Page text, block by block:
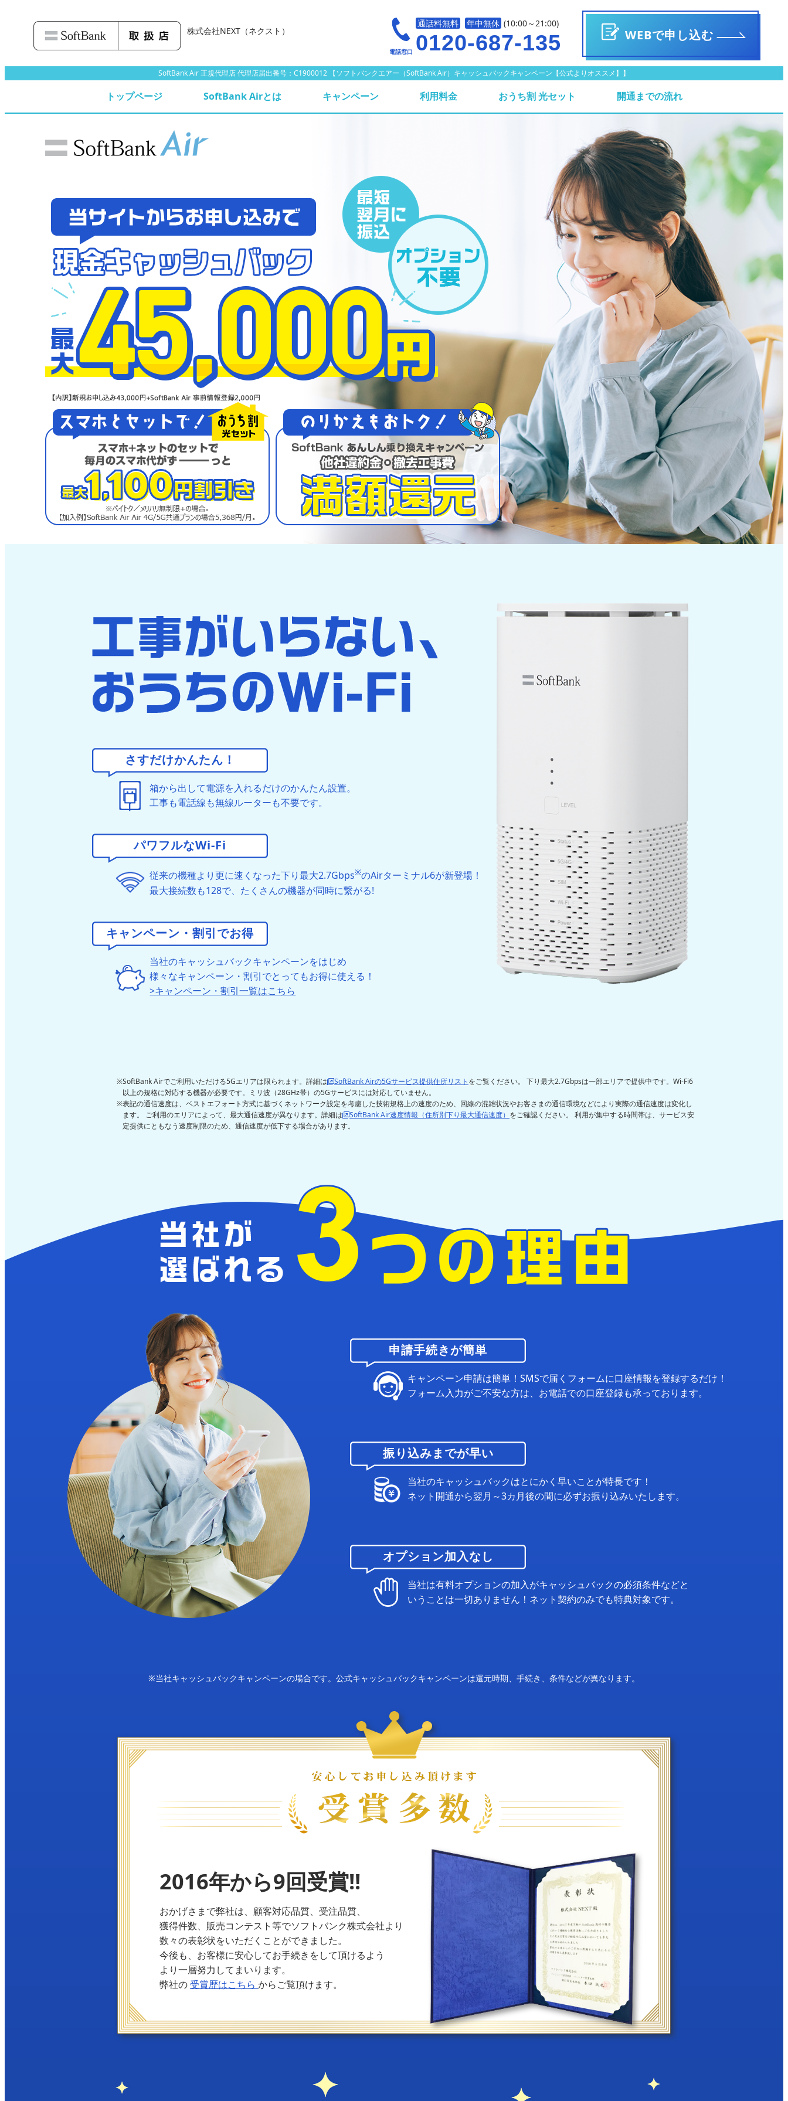
株式会社NEXT （ネクスト）
電話窓口
通話料無料 年中無休 (10:00～21:00)
0120-687-135 WEBで申し込む
SoftBank Air 正規代理店 代理店届出番号：C1900012 【ソフトバンクエアー（SoftBank Air）キャッシュバックキャンペーン【公式よりオススメ】】
トップページ SoftBank Airとは キャンペーン 利用料金 おうち割 光セット 開通までの流れ
さすだけかんたん！
箱から出して電源を入れるだけのかんたん設置。
工事も電話線も無線ルーターも不要です。
パワフルなWi-Fi
従来の機種より更に速くなった下り最大2.7Gbps※のAirターミナル6が新登場！
最大接続数も128で、たくさんの機器が同時に繋がる!
キャンペーン・割引でお得
当社のキャッシュバックキャンペーンをはじめ
様々なキャンペーン・割引でとってもお得に使える！
>キャンペーン・割引一覧はこちら
SoftBank Airでご利用いただける5Gエリアは限られます。詳細は SoftBank Airの5Gサービス提供住所リスト をご覧ください。 下り最大2.7Gbpsは一部エリアで提供中です。Wi-Fi6
以上の規格に対応する機器が必要です。ミリ波（28GHz帯）の5Gサービスには対応していません。
表記の通信速度は、ベストエフォート方式に基づくネットワーク設定を考慮した技術規格上の速度のため、回線の混雑状況やお客さまの通信環境などにより実際の通信速度は変化し
ます。 ご利用のエリアによって、最大通信速度が異なります。詳細は
SoftBank Air速度情報（住所別下り最大通信速度） をご確認ください。 利用が集中する時間帯は、サービス安
定提供にともなう速度制限のため、通信速度が低下する場合があります。
申請手続きが簡単
キャンペーン申請は簡単！SMSで届くフォームに口座情報を登録するだけ！
フォーム入力がご不安な方は、お電話での口座登録も承っております。
振り込みまでが早い
当社のキャッシュバックはとにかく早いことが特長です！
ネット開通から翌月～3カ月後の間に必ずお振り込みいたします。
オプション加入なし
当社は有料オプションの加入がキャッシュバックの必須条件などと
いうことは一切ありません！ネット契約のみでも特典対象です。
※当社キャッシュバックキャンペーンの場合です。公式キャッシュバックキャンペーンは還元時期、手続き、条件などが異なります。
2016年から9回受賞!!
おかげさまで弊社は、顧客対応品質、受注品質、
獲得件数、販売コンテスト等でソフトバンク株式会社より
数々の表彰状をいただくことができました。
今後も、お客様に安心してお手続きをして頂けるよう
より一層努力してまいります。
弊社の 受賞歴はこちらからご覧頂けます。